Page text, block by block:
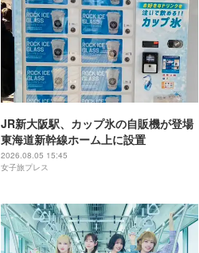
JR新大阪駅、カップ氷の自販機が登場
東海道新幹線ホーム上に設置
2026.08.05 15:45
女子旅プレス